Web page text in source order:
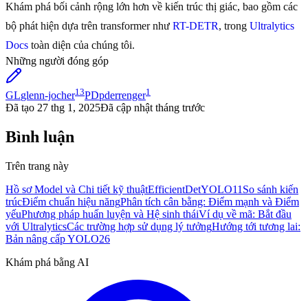
Khám phá bối cảnh rộng lớn hơn về kiến trúc thị giác, bao gồm các
bộ phát hiện dựa trên transformer như RT-DETR, trong Ultralytics
Docs toàn diện của chúng tôi.
Những người đóng góp
GLglenn-jocher13PDpderrenger1
Đã tạo 27 thg 1, 2025Đã cập nhật tháng trước
Bình luận
Trên trang này
Hồ sơ Model và Chi tiết kỹ thuậtEfficientDetYOLO11 So sánh kiến
trúcĐiểm chuẩn hiệu năngPhân tích cân bằng: Điểm mạnh và Điểm
yếuPhương pháp huấn luyện và Hệ sinh tháiVí dụ về mã: Bắt đầu
với UltralyticsCác trường hợp sử dụng lý tưởngHướng tới tương lai:
Bản nâng cấp YOLO26
Khám phá bằng AI